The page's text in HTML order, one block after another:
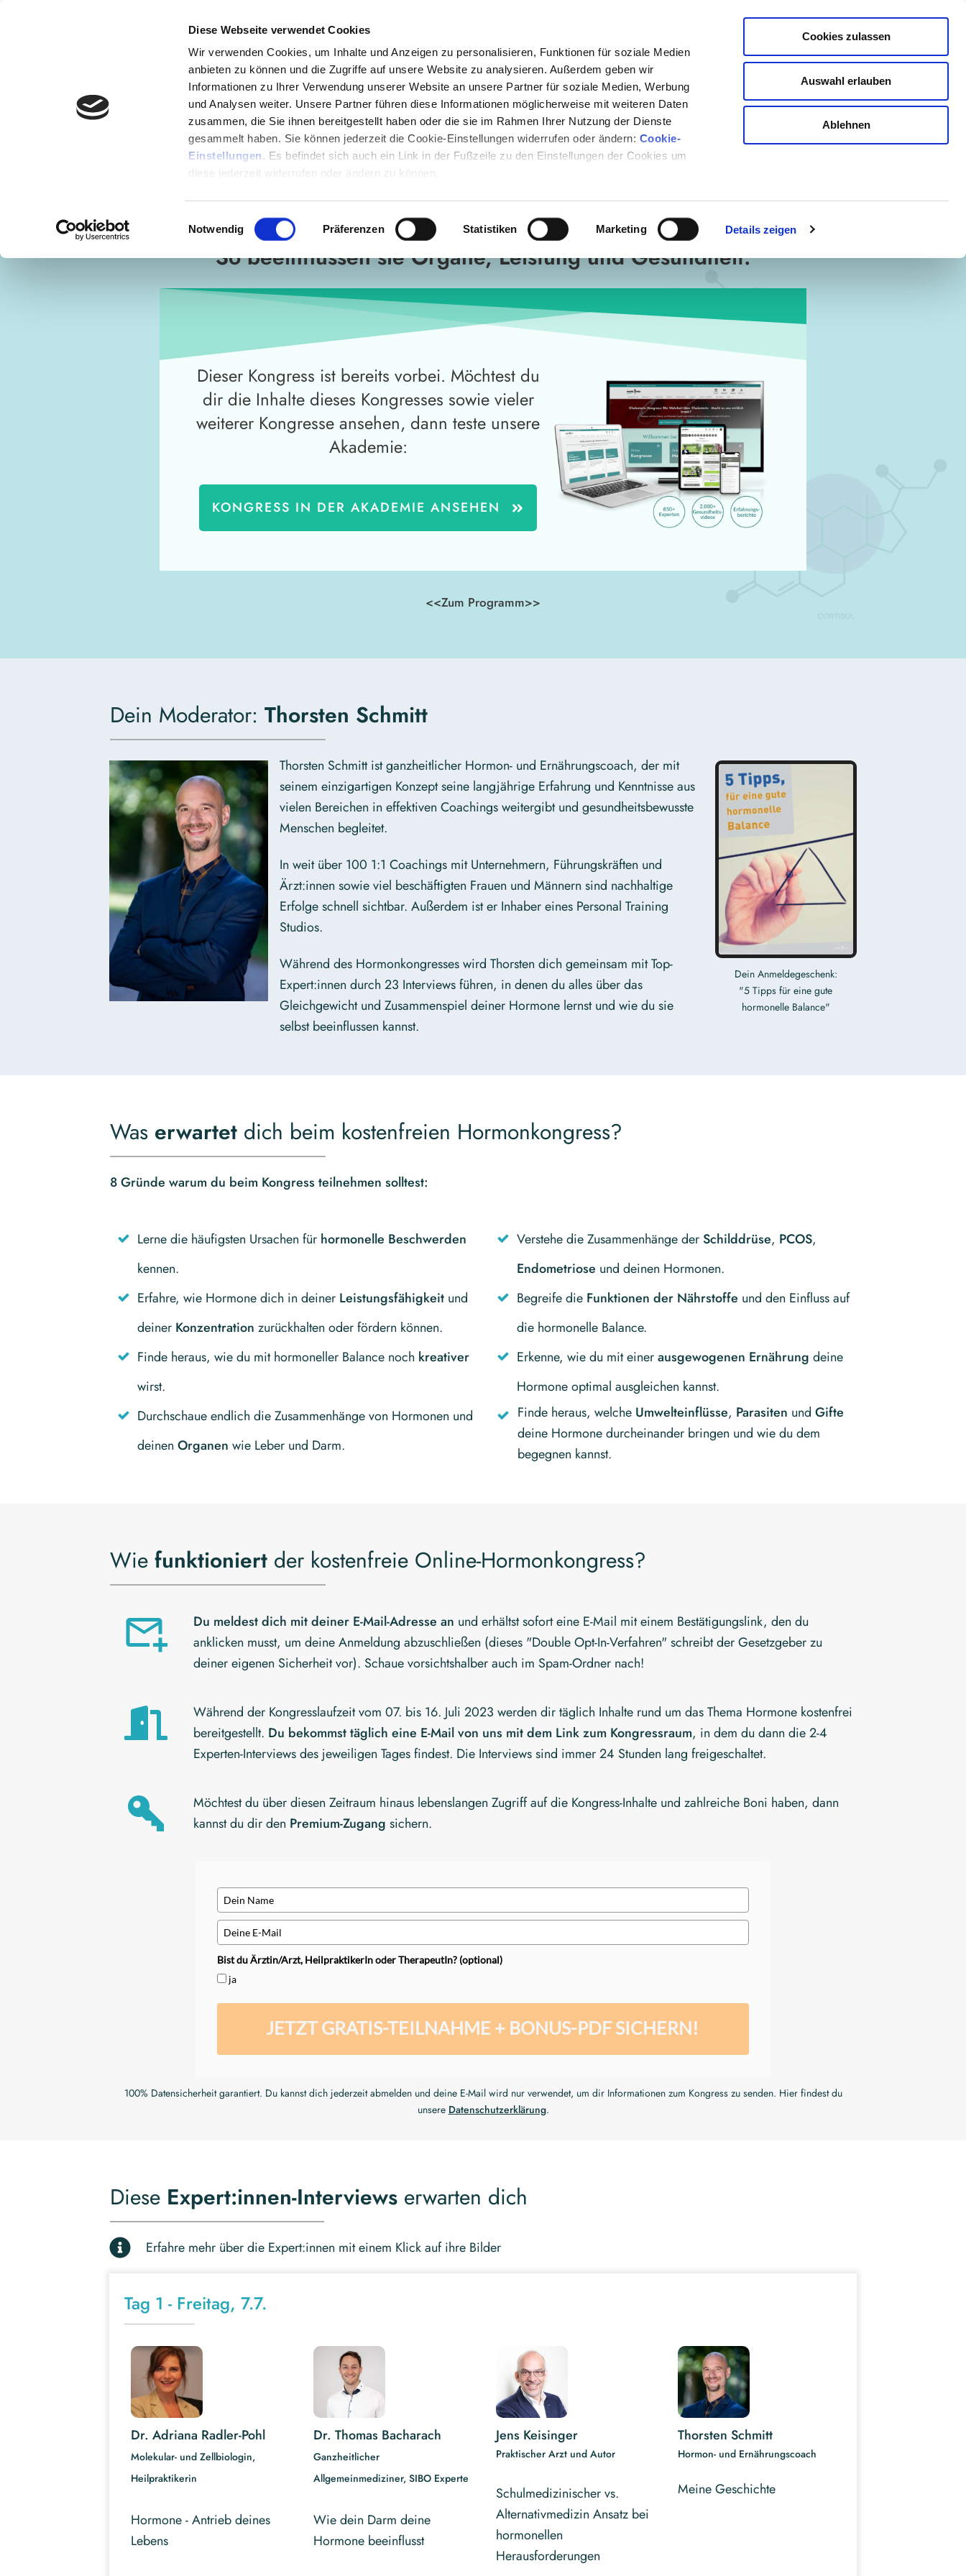
Diese Webseite verwendet Cookies
Wir verwenden Cookies, um Inhalte und Anzeigen zu personalisieren, Funktionen für soziale Medien
anbieten zu können und die Zugriffe auf unsere Website zu analysieren. Außerdem geben wir
Informationen zu Ihrer Verwendung unserer Website an unsere Partner für soziale Medien, Werbung
und Analysen weiter. Unsere Partner führen diese Informationen möglicherweise mit weiteren Daten
zusammen, die Sie ihnen bereitgestellt haben oder die sie im Rahmen Ihrer Nutzung der Dienste
gesammelt haben. Sie können jederzeit die Cookie-Einstellungen widerrufen oder ändern: Cookie-
Einstellungen. Es befindet sich auch ein Link in der Fußzeile zu den Einstellungen der Cookies um
diese jederzeit widerrufen oder ändern zu können.
Einwilligungsauswahl
Notwendig Präferenzen Statistiken Marketing Details zeigen
Cookies zulassen
Auswahl erlauben
Ablehnen
Kostenlos anmelden
Gratis & Online vom 07. bis 16. Juli 2023
ENTDECKE DIE KRAFT DEINER
HORMONE!
So beeinflussen sie Organe, Leistung und Gesundheit.
Dieser Kongress ist bereits vorbei. Möchtest du
dir die Inhalte dieses Kongresses sowie vieler
weiterer Kongresse ansehen, dann teste unsere
Akademie:
KONGRESS IN DER AKADEMIE ANSEHEN
<<Zum Programm>>
Dein Moderator: Thorsten Schmitt
Thorsten Schmitt ist ganzheitlicher Hormon- und Ernährungscoach, der mit
seinem einzigartigen Konzept seine langjährige Erfahrung und Kenntnisse aus
vielen Bereichen in effektiven Coachings weitergibt und gesundheitsbewusste
Menschen begleitet.
In weit über 100 1:1 Coachings mit Unternehmern, Führungskräften und
Ärzt:innen sowie viel beschäftigten Frauen und Männern sind nachhaltige
Erfolge schnell sichtbar. Außerdem ist er Inhaber eines Personal Training
Studios.
Während des Hormonkongresses wird Thorsten dich gemeinsam mit Top-
Expert:innen durch 23 Interviews führen, in denen du alles über das
Gleichgewicht und Zusammenspiel deiner Hormone lernst und wie du sie
selbst beeinflussen kannst.
Dein Anmeldegeschenk:
"5 Tipps für eine gute
hormonelle Balance"
Was erwartet dich beim kostenfreien Hormonkongress?
8 Gründe warum du beim Kongress teilnehmen solltest:
Lerne die häufigsten Ursachen für hormonelle Beschwerden
kennen.
Erfahre, wie Hormone dich in deiner Leistungsfähigkeit und
deiner Konzentration zurückhalten oder fördern können.
Finde heraus, wie du mit hormoneller Balance noch kreativer
wirst.
Durchschaue endlich die Zusammenhänge von Hormonen und
deinen Organen wie Leber und Darm.
Verstehe die Zusammenhänge derSchilddrüse, PCOS,
Endometriose und deinen Hormonen.
Begreife die Funktionen der Nährstoffe und den Einfluss auf
die hormonelle Balance.
Erkenne, wie du mit einerausgewogenen Ernährung deine
Hormone optimal ausgleichen kannst.
Finde heraus, welche Umwelteinflüsse, Parasiten und Gifte
deine Hormone durcheinander bringen und wie du dem
begegnen kannst.
Wie funktioniert der kostenfreie Online-Hormonkongress?
Du meldest dich mit deiner E-Mail-Adresse an und erhältst sofort eine E-Mail mit einem Bestätigungslink, den du
anklicken musst, um deine Anmeldung abzuschließen (dieses "Double Opt-In-Verfahren" schreibt der Gesetzgeber zu
deiner eigenen Sicherheit vor). Schaue vorsichtshalber auch im Spam-Ordner nach!
Während der Kongresslaufzeit vom 07. bis 16. Juli 2023 werden dir täglich Inhalte rund um das Thema Hormone kostenfrei
bereitgestellt. Du bekommst täglich eine E-Mail von uns mit dem Link zum Kongressraum, in dem du dann die 2-4
Experten-Interviews des jeweiligen Tages findest. Die Interviews sind immer 24 Stunden lang freigeschaltet.
Möchtest du über diesen Zeitraum hinaus lebenslangen Zugriff auf die Kongress-Inhalte und zahlreiche Boni haben, dann
kannst du dir den Premium-Zugang sichern.
Bist du Ärztin/Arzt, HeilpraktikerIn oder TherapeutIn? (optional)
ja
JETZT GRATIS-TEILNAHME + BONUS-PDF SICHERN!
100% Datensicherheit garantiert. Du kannst dich jederzeit abmelden und deine E-Mail wird nur verwendet, um dir Informationen zum Kongress zu senden. Hier findest du
unsere Datenschutzerklärung.
Diese Expert:innen-Interviews erwarten dich
Erfahre mehr über die Expert:innen mit einem Klick auf ihre Bilder
Tag 1 - Freitag, 7.7.
Dr. Adriana Radler-Pohl
Molekular- und Zellbiologin,
Heilpraktikerin
Hormone - Antrieb deines
Lebens
Dr. Thomas Bacharach
Ganzheitlicher
Allgemeinmediziner, SIBO Experte
Wie dein Darm deine
Hormone beeinflusst
Jens Keisinger
Praktischer Arzt und Autor
Schulmedizinischer vs.
Alternativmedizin Ansatz bei
hormonellen
Herausforderungen
Thorsten Schmitt
Hormon- und Ernährungscoach
Meine Geschichte